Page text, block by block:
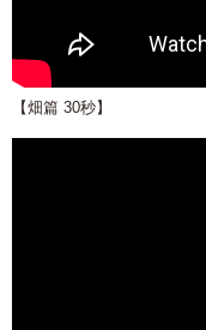
【畑篇 30秒】